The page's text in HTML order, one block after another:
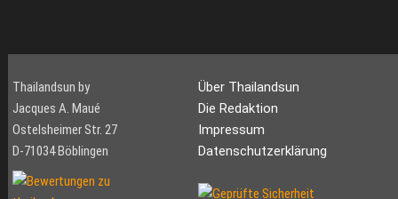
Thailandsun by
Jacques A. Maué
Ostelsheimer Str. 27
D-71034 Böblingen
Über Thailandsun
Die Redaktion
Impressum
Datenschutzerklärung